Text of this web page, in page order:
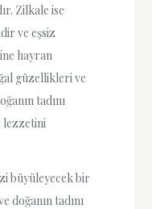
Zilkale ise
ve eşsiz
hayran
güzellikleri ve
tadını
lezzetini
büyüleyecek bir
doğanın tadını